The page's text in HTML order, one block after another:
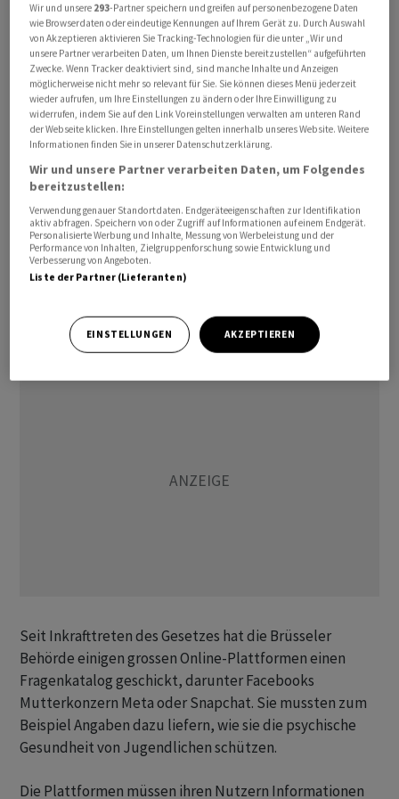
TikTok einzuleiten. Bei den möglichen Verstössen geht
es auch darum, dass TikTok nicht genug unternimmt,
damit die App kein Suchtverhalten fördert.
Abhilfemassnahmen etwa Altersüberprüfungen zum
Jugendschutz, damit Minderjährige von bestimmten
Inhalten ausgeschlossen werden, seien möglicherweise
nicht wirksam, so die Kommission.
ähnliches Verfahren gegen X (früher Twitter) eröffnet.
Dabei ging es unter anderem um Hinweise auf illegale
und irreführende Beiträge zum Gaza-Krieg. Online-
Plattformen werden von einem neuen EU-Gesetz über
Inhalte wie Hassrede und Hetze im Netz vorzugehen.
Seit Inkrafttreten des Gesetzes hat die Brüsseler
Behörde einigen grossen Online-Plattformen einen
Fragenkatalog geschickt, darunter Facebooks
Mutterkonzern Meta oder Snapchat. Sie mussten zum
Beispiel Angaben dazu liefern, wie sie die psychische
Gesundheit von Jugendlichen schützen.
Die Plattformen müssen ihren Nutzern Informationen
Wir und unsere 293-Partner speichern und greifen auf personenbezogene Daten
wie Browserdaten oder eindeutige Kennungen auf Ihrem Gerät zu. Durch Auswahl
von Akzeptieren aktivieren Sie Tracking-Technologien für die unter „Wir und
unsere Partner verarbeiten Daten, um Ihnen Dienste bereitzustellen“ aufgeführten
Zwecke. Wenn Tracker deaktiviert sind, sind manche Inhalte und Anzeigen
möglicherweise nicht mehr so relevant für Sie. Sie können dieses Menü jederzeit
wieder aufrufen, um Ihre Einstellungen zu ändern oder Ihre Einwilligung zu
widerrufen, indem Sie auf den Link Voreinstellungen verwalten am unteren Rand
der Webseite klicken. Ihre Einstellungen gelten innerhalb unseres Website. Weitere
Informationen finden Sie in unserer Datenschutzerklärung.
Wir und unsere Partner verarbeiten Daten, um Folgendes
bereitzustellen:
Verwendung genauer Standortdaten. Endgeräteeigenschaften zur Identifikation
aktiv abfragen. Speichern von oder Zugriff auf Informationen auf einem Endgerät.
Personalisierte Werbung und Inhalte, Messung von Werbeleistung und der
Performance von Inhalten, Zielgruppenforschung sowie Entwicklung und
Verbesserung von Angeboten.
Liste der Partner (Lieferanten)
EINSTELLUNGEN AKZEPTIEREN